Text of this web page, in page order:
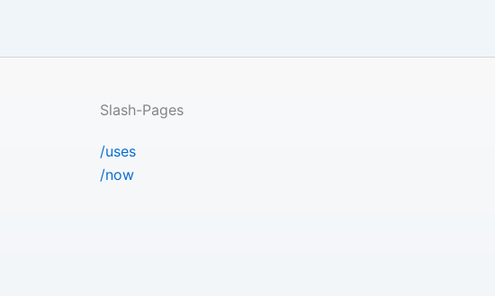
Slash-Pages
/uses
/now